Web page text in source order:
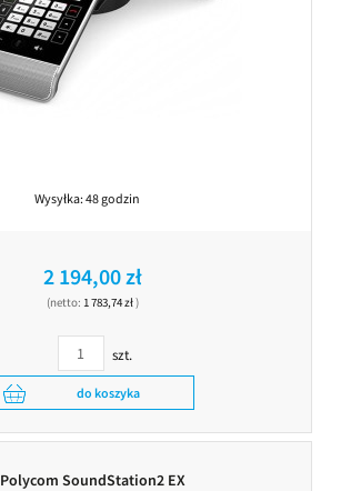
Wysyłka:48 godzin
2 194,00 zł
(netto: 1 783,74 zł)
szt.
do koszyka
Polycom SoundStation2 EX